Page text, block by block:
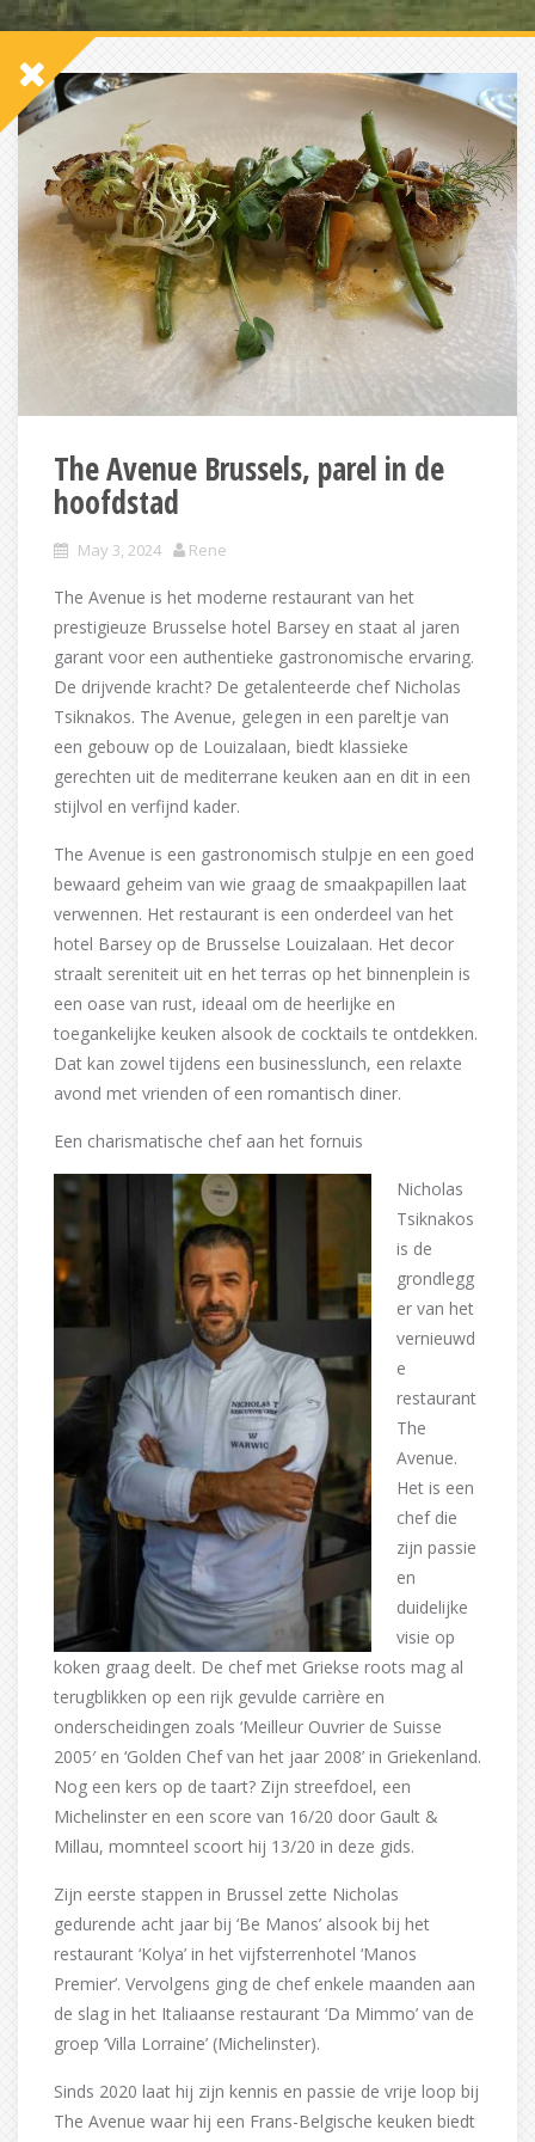
The Avenue Brussels, parel in de
hoofdstad
May 3, 2024 Rene
The Avenue is het moderne restaurant van het
prestigieuze Brusselse hotel Barsey en staat al jaren
garant voor een authentieke gastronomische ervaring.
De drijvende kracht? De getalenteerde chef Nicholas
Tsiknakos. The Avenue, gelegen in een pareltje van
een gebouw op de Louizalaan, biedt klassieke
gerechten uit de mediterrane keuken aan en dit in een
stijlvol en verfijnd kader.
The Avenue is een gastronomisch stulpje en een goed
bewaard geheim van wie graag de smaakpapillen laat
verwennen. Het restaurant is een onderdeel van het
hotel Barsey op de Brusselse Louizalaan. Het decor
straalt sereniteit uit en het terras op het binnenplein is
een oase van rust, ideaal om de heerlijke en
toegankelijke keuken alsook de cocktails te ontdekken.
Dat kan zowel tijdens een businesslunch, een relaxte
avond met vrienden of een romantisch diner.
Een charismatische chef aan het fornuis
Nicholas
Tsiknakos
is de
grondlegg
er van het
vernieuwd
e
restaurant
The
Avenue.
Het is een
chef die
zijn passie
en
duidelijke
visie op
koken graag deelt. De chef met Griekse roots mag al
terugblikken op een rijk gevulde carrière en
onderscheidingen zoals ‘Meilleur Ouvrier de Suisse
2005′ en ‘Golden Chef van het jaar 2008’ in Griekenland.
Nog een kers op de taart? Zijn streefdoel, een
Michelinster en een score van 16/20 door Gault &
Millau, momnteel scoort hij 13/20 in deze gids.
Zijn eerste stappen in Brussel zette Nicholas
gedurende acht jaar bij ‘Be Manos’ alsook bij het
restaurant ‘Kolya’ in het vijfsterrenhotel ‘Manos
Premier’. Vervolgens ging de chef enkele maanden aan
de slag in het Italiaanse restaurant ‘Da Mimmo’ van de
groep ‘Villa Lorraine’ (Michelinster).
Sinds 2020 laat hij zijn kennis en passie de vrije loop bij
The Avenue waar hij een Frans-Belgische keuken biedt